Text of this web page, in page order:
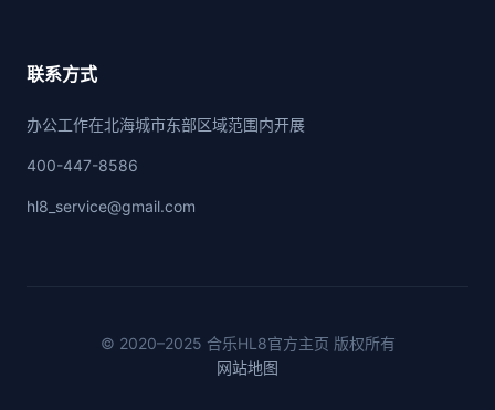
联系方式
办公工作在北海城市东部区域范围内开展
400-447-8586
hl8_service@gmail.com
© 2020–2025 合乐HL8官方主页 版权所有
网站地图